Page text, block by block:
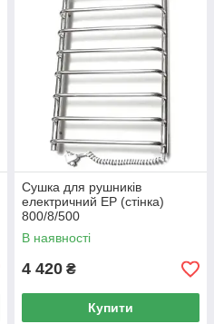
Сушка для рушників
електричний EP (стінка)
800/8/500
В наявності
4 420 ₴
Купити